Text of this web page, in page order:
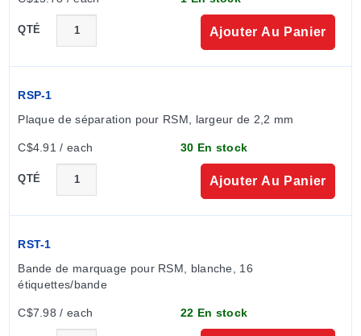
QTÉ Ajouter Au Panier
RSP-1
Plaque de séparation pour RSM, largeur de 2,2 mm
C$4.91 / each 30 En stock
QTÉ Ajouter Au Panier
RST-1
Bande de marquage pour RSM, blanche, 16
étiquettes/bande
C$7.98 / each 22 En stock